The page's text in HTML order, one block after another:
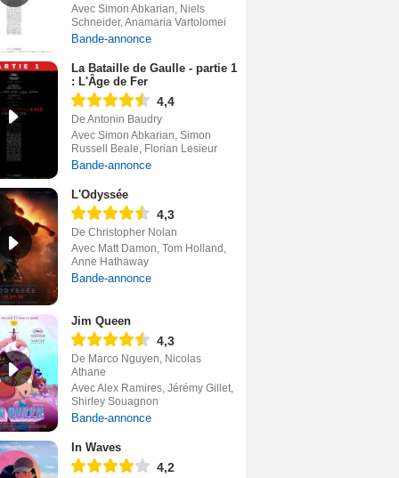
Avec Simon Abkarian, Niels
Schneider, Anamaria Vartolomei
Bande-annonce
La Bataille de Gaulle - partie 1
: L'Âge de Fer
4,4
De Antonin Baudry
Avec Simon Abkarian, Simon
Russell Beale, Florian Lesieur
Bande-annonce
L'Odyssée
4,3
De Christopher Nolan
Avec Matt Damon, Tom Holland,
Anne Hathaway
Bande-annonce
Jim Queen
4,3
De Marco Nguyen, Nicolas
Athane
Avec Alex Ramires, Jérémy Gillet,
Shirley Souagnon
Bande-annonce
In Waves
4,2